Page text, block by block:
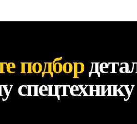
подбор
спецтехнику